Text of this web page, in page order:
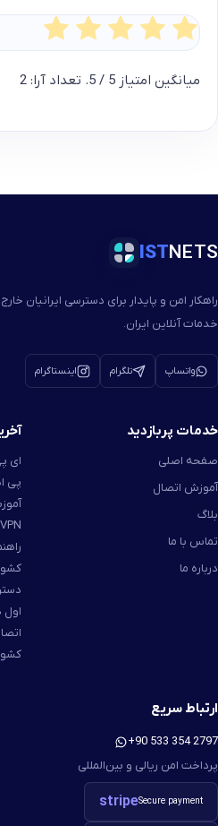
میانگین امتیاز 5 / 5. تعداد آرا: 2
ISTNETS
راهکار امن و پایدار برای دسترسی ایرانیان
خدمات آنلاین ایران.
واتساپ تلگرام اینستاگرام
خدمات پربازدید
صفحه اصلی
آموزش اتصال
بلاگ
تماس با ما
درباره ما
ای
پی
اول
ارتباط سریع
+90 533 354 2797
پرداخت امن ریالی و بین‌المللی
stripeSecure payment